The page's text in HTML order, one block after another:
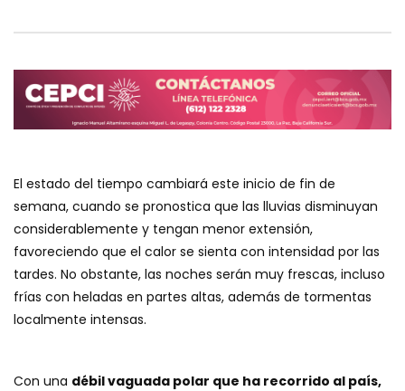
El estado del tiempo cambiará este inicio de fin de
semana, cuando se pronostica que las lluvias disminuyan
considerablemente y tengan menor extensión,
favoreciendo que el calor se sienta con intensidad por las
tardes. No obstante, las noches serán muy frescas, incluso
frías con heladas en partes altas, además de tormentas
localmente intensas.
Con una débil vaguada polar que ha recorrido al país,